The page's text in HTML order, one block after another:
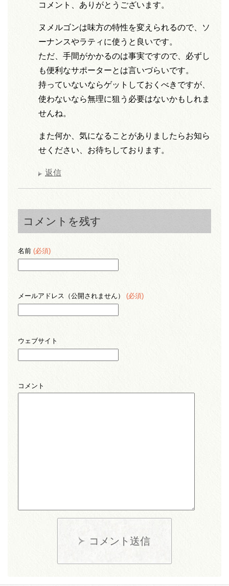
コメント、ありがとうございます。
ヌメルゴンは味方の特性を変えられるので、ソ
ーナンスやラティに使うと良いです。
ただ、手間がかかるのは事実ですので、必ずし
も便利なサポーターとは言いづらいです。
持っていないならゲットしておくべきですが、
使わないなら無理に狙う必要はないかもしれま
せんね。
また何か、気になることがありましたらお知ら
せください、お待ちしております。
返信
コメントを残す
名前 (必須)
メールアドレス（公開されません） (必須)
ウェブサイト
コメント
コメント送信